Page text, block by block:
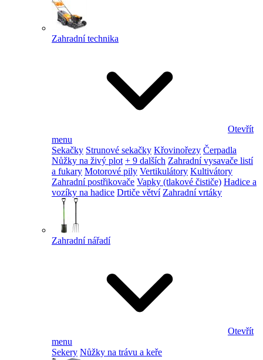
Zahradní technika
Otevřít
menu
Sekačky Strunové sekačky Křovinořezy Čerpadla
Nůžky na živý plot + 9 dalších Zahradní vysavače listí
a fukary Motorové pily Vertikulátory Kultivátory
Zahradní postřikovače Vapky (tlakové čističe) Hadice a
vozíky na hadice Drtiče větví Zahradní vrtáky
Zahradní nářadí
Otevřít
menu
Sekery Nůžky na trávu a keře